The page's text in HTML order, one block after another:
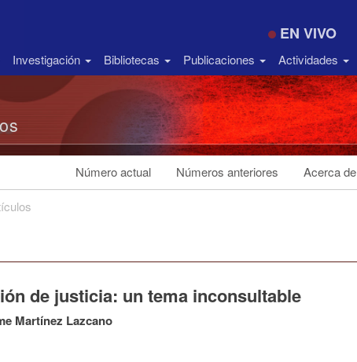
EN VIVO
Investigación Bibliotecas Publicaciones Actividades
Número actual Números anteriores Acerca de
de justicia: un tema inconsultable
Martínez Lazcano